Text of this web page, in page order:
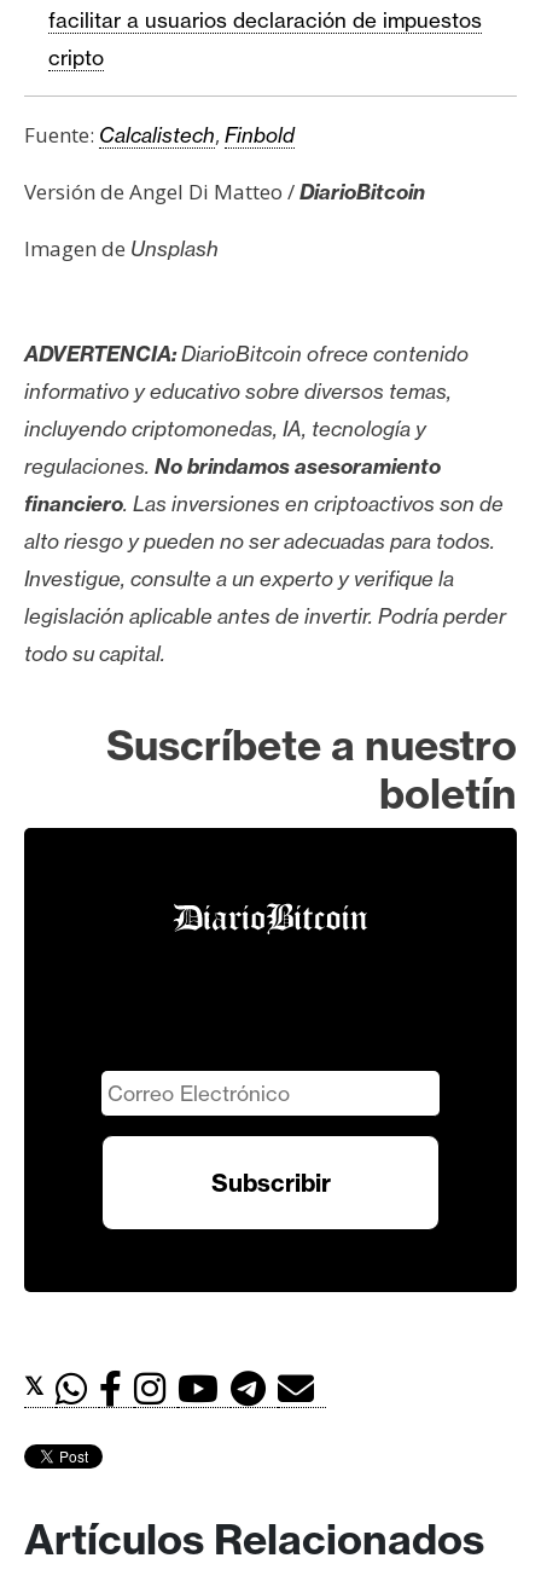
facilitar a usuarios declaración de impuestos
cripto
Fuente: Calcalistech, Finbold
Versión de Angel Di Matteo /DiarioBitcoin
Imagen de Unsplash
ADVERTENCIA:DiarioBitcoin ofrece contenido
informativo y educativo sobre diversos temas,
incluyendo criptomonedas, IA, tecnología y
regulaciones. No brindamos asesoramiento
financiero. Las inversiones en criptoactivos son de
alto riesgo y pueden no ser adecuadas para todos.
Investigue, consulte a un experto y verifique la
legislación aplicable antes de invertir. Podría perder
todo su capital.
Suscríbete a nuestro
boletín
𝕏
Artículos Relacionados